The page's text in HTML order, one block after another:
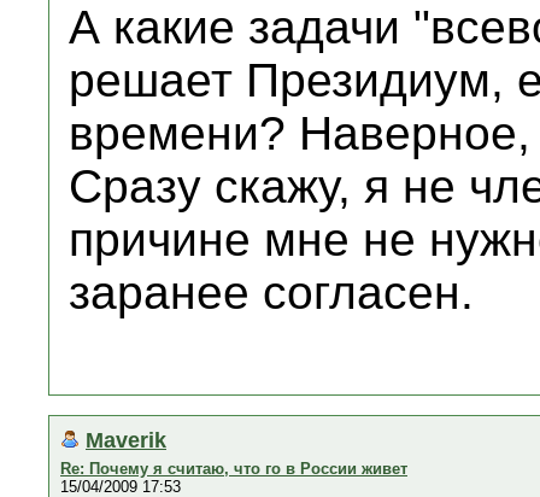
А какие задачи
решает Президиум,
времени? Наверное,
Сразу скажу, я не
причине мне не
заранее согласен.
Maverik
Re: Почему я считаю, что го в России живет
15/04/2009 17:53